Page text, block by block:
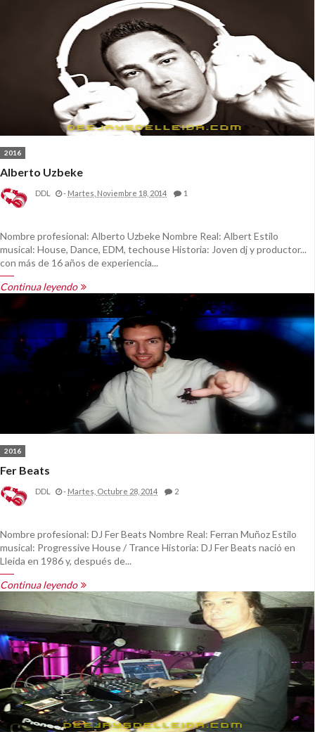
2016
Alberto Uzbeke
DDL - Martes, Noviembre 18, 2014 1
Nombre profesional: Alberto Uzbeke Nombre Real: Albert Estilo
musical: House, Dance, EDM, techouse Historia: Joven dj y productor...
con más de 16 años de experiencia...
Continua leyendo
2016
Fer Beats
DDL - Martes, Octubre 28, 2014 2
Nombre profesional: DJ Fer Beats Nombre Real: Ferran Muñoz Estilo
musical: Progressive House / Trance Historia: DJ Fer Beats nació en
Lleida en 1986 y, después de...
Continua leyendo